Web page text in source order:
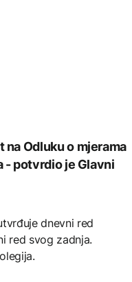
na Odluku o mjerama
- potvrdio je Glavni
dnevni red
red svog zadnja.